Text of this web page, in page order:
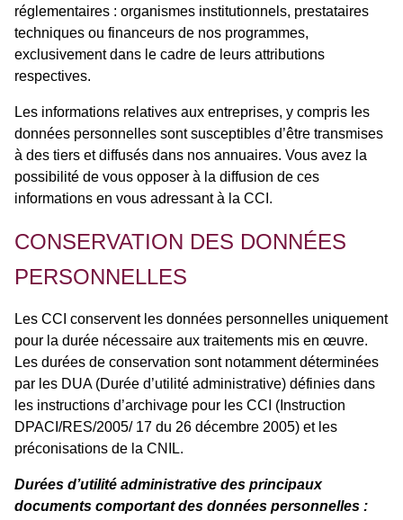
réglementaires : organismes institutionnels, prestataires
techniques ou financeurs de nos programmes,
exclusivement dans le cadre de leurs attributions
respectives.
Les informations relatives aux entreprises, y compris les
données personnelles sont susceptibles d’être transmises
à des tiers et diffusés dans nos annuaires. Vous avez la
possibilité de vous opposer à la diffusion de ces
informations en vous adressant à la CCI.
CONSERVATION DES DONNÉES
PERSONNELLES
Les CCI conservent les données personnelles uniquement
pour la durée nécessaire aux traitements mis en œuvre.
Les durées de conservation sont notamment déterminées
par les DUA (Durée d’utilité administrative) définies dans
les instructions d’archivage pour les CCI (Instruction
DPACI/RES/2005/ 17 du 26 décembre 2005) et les
préconisations de la CNIL.
Durées d’utilité administrative des principaux
documents comportant des données personnelles :